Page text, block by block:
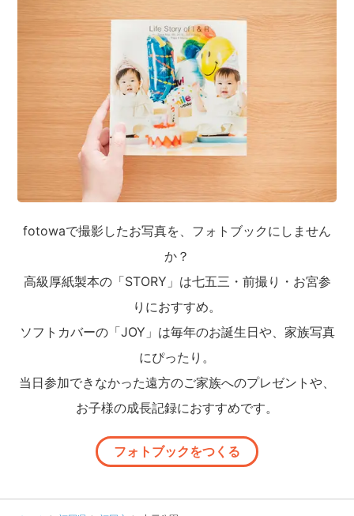
fotowaで撮影したお写真を、フォトブックにしません
か？
高級厚紙製本の「STORY」は七五三・前撮り・お宮参
りにおすすめ。
ソフトカバーの「JOY」は毎年のお誕生日や、家族写真
にぴったり。
当日参加できなかった遠方のご家族へのプレゼントや、
お子様の成長記録におすすめです。
フォトブックをつくる